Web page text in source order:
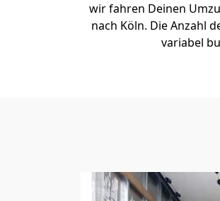
wir fahren Deinen
nach Köln. Die Anzahl
variabel